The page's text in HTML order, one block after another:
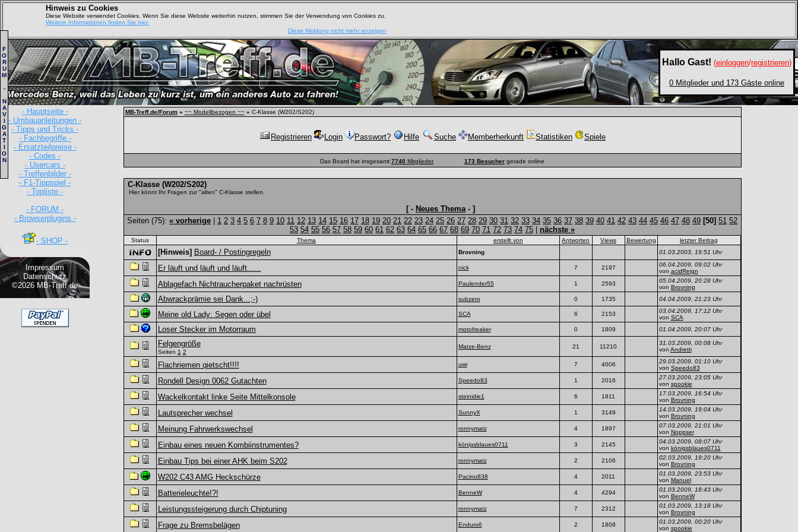
Hinweis zu Cookies
Diese Website verwendet Cookies. Wenn Sie diese Website weiterhin nutzen, stimmen Sie der Verwendung von Cookies zu.
Weitere Informationen finden Sie hier.
Diese Meldung nicht mehr anzeigen
Hallo Gast! (einloggen/registrieren)
0 Mitglieder und 173 Gäste online
- Hauptseite -
- Umbauanleitungen -
- Tipps und Tricks -
- Fachbegriffe -
- Ersatzteilpreise -
- Codes -
- Usercars -
- Treffenbilder -
- F1-Tippspiel -
- Topliste -
- FORUM -
- Browserplugins -
- SHOP -
Impressum
Datenschutz
©2026 MB-Treff.de
F
O
R
U
M
-
N
A
V
I
G
A
T
I
O
N
MB-Treff.de/Forum » ~~ Modellbezogen ~~ » C-Klasse (W202/S202)
Registrieren Login Passwort? Hilfe Suche Memberherkunft Statistiken Spiele
Das Board hat insgesamt:7740 Mitglieder 173 Besucher gerade online
C-Klasse (W202/S202)
Hier könnt Ihr Fragen zur "alten" C-Klasse stellen.
[ - Neues Thema- ]
Seiten (75): « vorherige 1 2 3 4 5 6 7 8 9 10 11 12 13 14 15 16 17 18 19 20 21 22 23 24 25 26 27 28 29 30 31 32 33 34 35 36 37 38 39 40 41 42 43 44 45 46 47 48 49 [50] 51 52
53 54 55 56 57 58 59 60 61 62 63 64 65 66 67 68 69 70 71 72 73 74 75 nächste »
Status Thema erstellt von Antworten Views Bewertung letzter Beitrag
[Hinweis] Board- / Postingregeln Brovning 01.03.2003, 19:51 Uhr
Er läuft und läuft und läuft...... nick 7 2197
06.04.2009, 09:02 Uhr
von acidReign
Ablagefach Nichtraucherpaket nachrüsten Paulender55 1 2593
05.04.2009, 20:28 Uhr
von Brovning
Abwrackprämie sei Dank...;-) subzero 0 1735 04.04.2009, 21:23 Uhr
Meine old Lady: Segen oder übel SCA 6 2153
03.04.2009, 17:12 Uhr
von SCA
Loser Stecker im Motorraum motofreaker 0 1809 01.04.2009, 20:07 Uhr
Felgengröße
Seiten 1 2
Matze-Benz 21 11210
31.03.2009, 00:08 Uhr
von Andretti
Flachriemen qietscht!!!! uwi 7 4006
29.03.2009, 01:10 Uhr
von Speedo83
Rondell Design 0062 Gutachten Speedo83 1 2016
27.03.2009, 23:05 Uhr
von spookie
Wackelkontakt linke Seite Mittelkonsole steinidie1 6 1811
17.03.2009, 16:54 Uhr
von Brovning
Lautsprecher wechsel SunnyX 1 3149
14.03.2009, 19:04 Uhr
von Brovning
Meinung Fahrwerkswechsel ronnymatz 4 1897
07.03.2009, 21:01 Uhr
von Noppser
Einbau eines neuen Kombiinstrumentes? königsblaues0711 3 2145
04.03.2009, 08:07 Uhr
von königsblaues0711
Einbau Tips bei einer AHK beim S202 ronnymatz 2 2106
02.03.2009, 19:20 Uhr
von Brovning
W202 C43 AMG Heckschürze Pacino838 4 2011
01.03.2009, 23:53 Uhr
von Manuel
Batterieleuchte!?! BenneW 4 4294
01.03.2009, 18:43 Uhr
von BenneW
Leistungssteigerung durch Chiptuning ronnymatz 7 2312
01.03.2009, 13:18 Uhr
von Brovning
Frage zu Bremsbelägen Enduro6 2 1808
01.03.2009, 00:20 Uhr
von spookie